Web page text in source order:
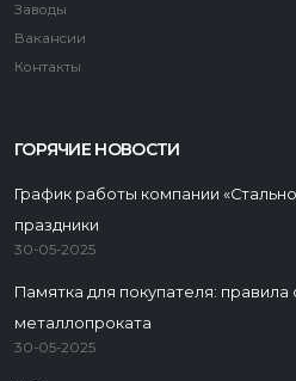
Заводы
Вакансии
Контакты
ГОРЯЧИЕ НОВОСТИ
График работы компании
праздники
30-05-2025
Памятка для покупателя: правила
металлопроката
30-05-2025